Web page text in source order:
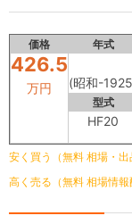
価格 年式
426.5
万円 (昭和-
型式
HF20
安く買う（無料 相場・出
高く売る（無料 相場情報